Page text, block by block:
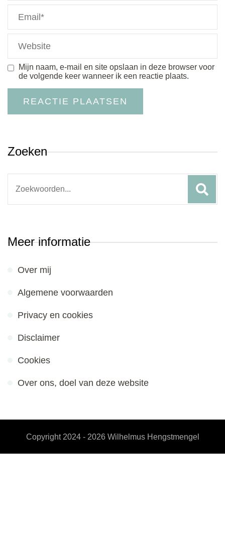
Mijn naam, e-mail en site opslaan in deze browser voor
de volgende keer wanneer ik een reactie plaats.
Zoeken
Meer informatie
Over mij
Algemene voorwaarden
Privacy en cookies
Disclaimer
Cookies
Over ons, doel van deze website
Copyright 2024 - 2026 Wilhelmus Hengstmengel